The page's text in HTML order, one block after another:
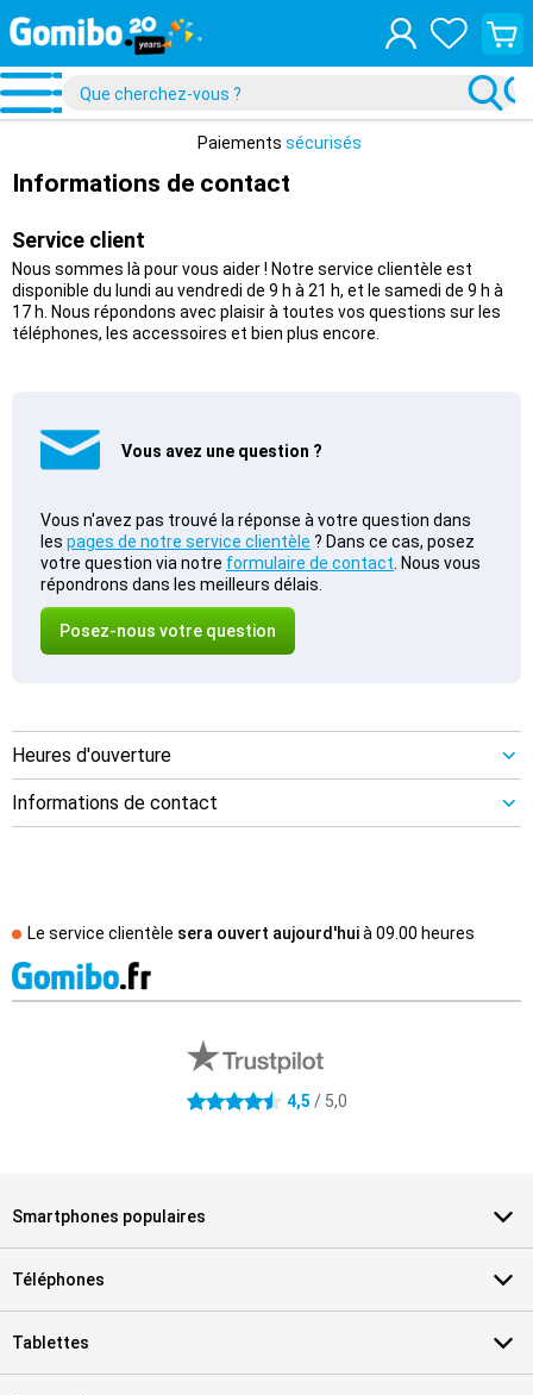
ton
panier
Paiements sécurisés
Informations de contact
Service client
Nous sommes là pour vous aider ! Notre service clientèle est
disponible du lundi au vendredi de 9 h à 21 h, et le samedi de 9 h à
17 h. Nous répondons avec plaisir à toutes vos questions sur les
téléphones, les accessoires et bien plus encore.
Vous avez une question ?
Vous n'avez pas trouvé la réponse à votre question dans
les pages de notre service clientèle ? Dans ce cas, posez
votre question via notre formulaire de contact . Nous vous
répondrons dans les meilleurs délais.
Posez-nous votre question
Heures d'ouverture
Informations de contact
Le service clientèle sera ouvert aujourd'huià 09.00 heures
4.5 étoiles 4,5 / 5,0
Smartphones populaires
Téléphones
Tablettes